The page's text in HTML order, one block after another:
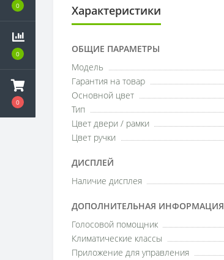
0
0
0
Характеристики
ОБЩИЕ ПАРАМЕТРЫ
Модель
Гарантия на товар
Основной цвет
Тип
Цвет двери / рамки
Цвет ручки
ДИСПЛЕЙ
Наличие дисплея
ДОПОЛНИТЕЛЬНАЯ ИНФОРМАЦИЯ
Голосовой помощник
Климатические классы
Приложение для управления